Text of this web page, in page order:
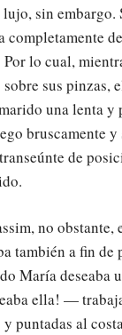
lujo, sin
completamente
lo cual,
sus pinzas,
una lenta y
bruscamente
de
no obstante,
también a fin de
María deseaba
ella! —
y puntadas al